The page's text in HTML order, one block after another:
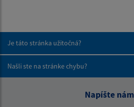
Je táto stránka užitočná?
Našli ste na stránke chybu?
Napíšte